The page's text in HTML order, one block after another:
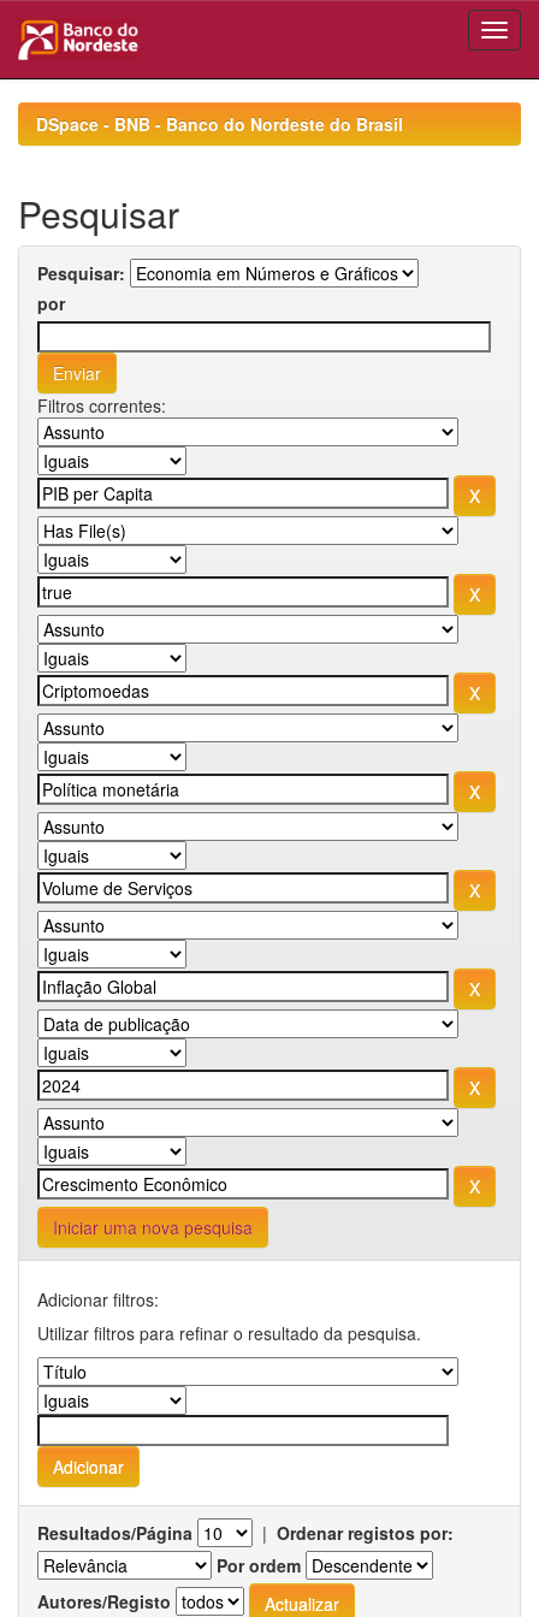
navigationDSpace - BNB - Banco do Nordeste do Brasil
Pesquisar
Pesquisar:
por
Filtros correntes:
Iniciar uma nova pesquisa
Adicionar filtros:
Utilizar filtros para refinar o resultado da pesquisa.
Resultados/Página | Ordenar registos por:
Por ordem
Autores/Registo